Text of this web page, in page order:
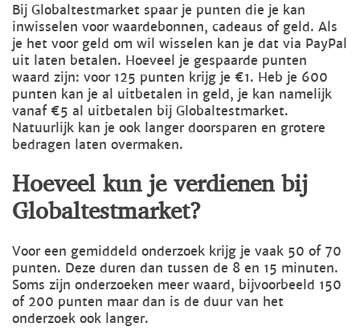
Bij Globaltestmarket spaar je punten die je kan
inwisselen voor waardebonnen, cadeaus of geld. Als
je het voor geld om wil wisselen kan je dat via PayPal
uit laten betalen. Hoeveel je gespaarde punten
waard zijn: voor 125 punten krijg je €1. Heb je 600
punten kan je al uitbetalen in geld, je kan namelijk
vanaf €5 al uitbetalen bij Globaltestmarket.
Natuurlijk kan je ook langer doorsparen en grotere
bedragen laten overmaken.
Hoeveel kun je verdienen bij
Globaltestmarket?
Voor een gemiddeld onderzoek krijg je vaak 50 of 70
punten. Deze duren dan tussen de 8 en 15 minuten.
Soms zijn onderzoeken meer waard, bijvoorbeeld 150
of 200 punten maar dan is de duur van het
onderzoek ook langer.